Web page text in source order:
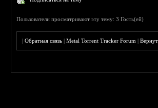
Пользователи просматривают эту тему: 3 Гость(ей)
|Обратная связь |Metal Torrent Tracker Forum |